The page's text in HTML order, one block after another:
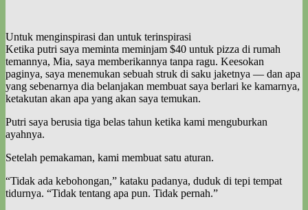
Untuk menginspirasi dan untuk terinspirasi
Ketika putri saya meminta meminjam $40 untuk pizza di rumah
temannya, Mia, saya memberikannya tanpa ragu. Keesokan
paginya, saya menemukan sebuah struk di saku jaketnya — dan apa
yang sebenarnya dia belanjakan membuat saya berlari ke kamarnya,
ketakutan akan apa yang akan saya temukan.
Putri saya berusia tiga belas tahun ketika kami menguburkan
ayahnya.
Setelah pemakaman, kami membuat satu aturan.
“Tidak ada kebohongan,” kataku padanya, duduk di tepi tempat
tidurnya. “Tidak tentang apa pun. Tidak pernah.”